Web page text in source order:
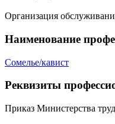
Организация
Наименование
Сомелье/кавист
Реквизиты
Приказ Министерства